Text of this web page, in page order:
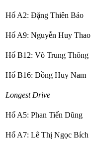
Hố A2: Đặng Thiên Bảo
Hố A9: Nguyễn Huy Thao
Hố B12: Võ Trung Thông
Hố B16: Đồng Huy Nam
Longest Drive
Hố A5: Phan Tiến Dũng
Hố A7: Lê Thị Ngọc Bích